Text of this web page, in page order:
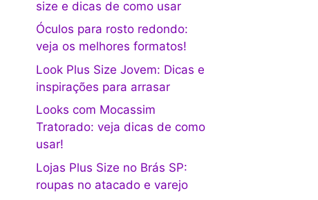
size e dicas de como usar
Óculos para rosto redondo:
veja os melhores formatos!
Look Plus Size Jovem: Dicas e
inspirações para arrasar
Looks com Mocassim
Tratorado: veja dicas de como
usar!
Lojas Plus Size no Brás SP:
roupas no atacado e varejo